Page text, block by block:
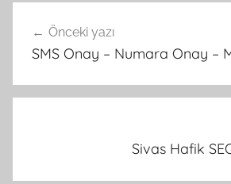
gezinmesi
Önceki yazı
SMS Onay – Numara Onay –
Sivas Hafik